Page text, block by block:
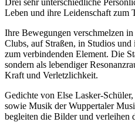
Leben und ihre Leidenschaft zum
Ihre Bewegungen verschmelzen
Clubs, auf Straßen, in Studios
zum verbindenden Element. Die
sondern als lebendiger
Kraft und Verletzlichkeit.
Gedichte von Else Lasker-
sowie Musik der Wuppertaler
begleiten die Bilder und verleihen